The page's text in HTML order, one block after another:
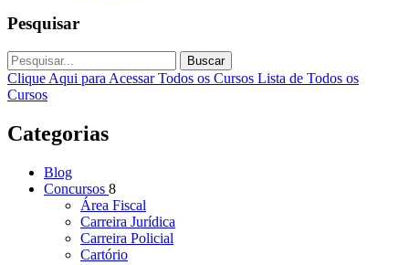
Pesquisar
Buscar
Clique Aqui para Acessar Todos os Cursos Lista de Todos os
Cursos
Categorias
Blog
Concursos 8
Área Fiscal
Carreira Jurídica
Carreira Policial
Cartório